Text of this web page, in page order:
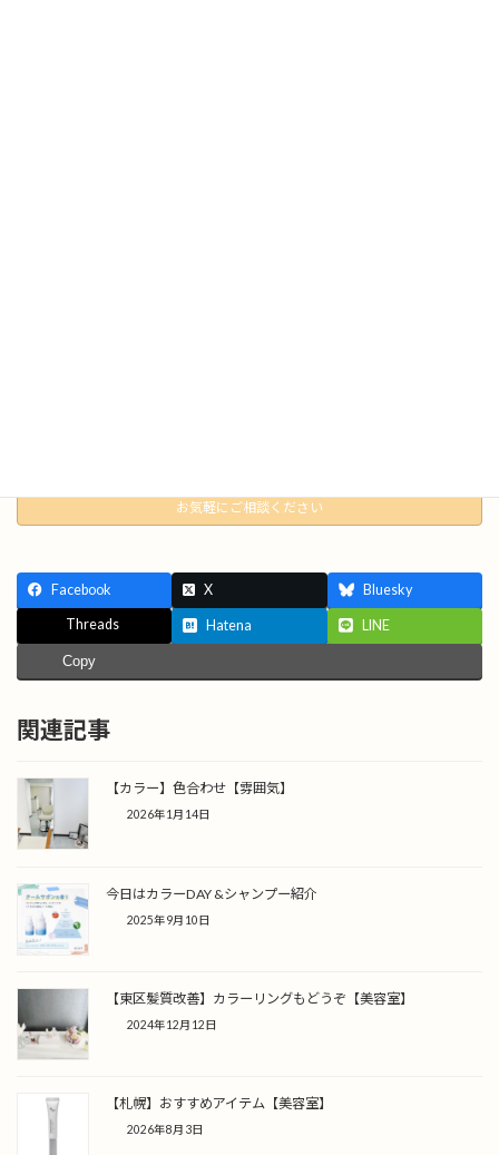
お気軽にご相談ください
Facebook X Bluesky
Threads Hatena LINE
Copy
関連記事
【カラー】色合わせ【雰囲気】
2026年1月14日
今日はカラーDAY &シャンプー紹介
2025年9月10日
【東区髪質改善】カラーリングもどうぞ【美容室】
2024年12月12日
【札幌】おすすめアイテム【美容室】
2026年8月3日